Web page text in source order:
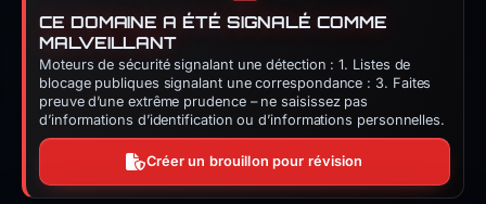
CE DOMAINE A ÉTÉ SIGNALÉ COMME
MALVEILLANT
Moteurs de sécurité signalant une détection : 1. Listes de
blocage publiques signalant une correspondance : 3. Faites
preuve d’une extrême prudence – ne saisissez pas
d’informations d’identification ou d’informations personnelles.
Créer un brouillon pour révision